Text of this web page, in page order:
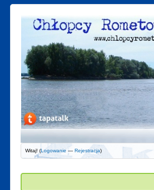
Witaj! (Logowanie —Rejestracja)